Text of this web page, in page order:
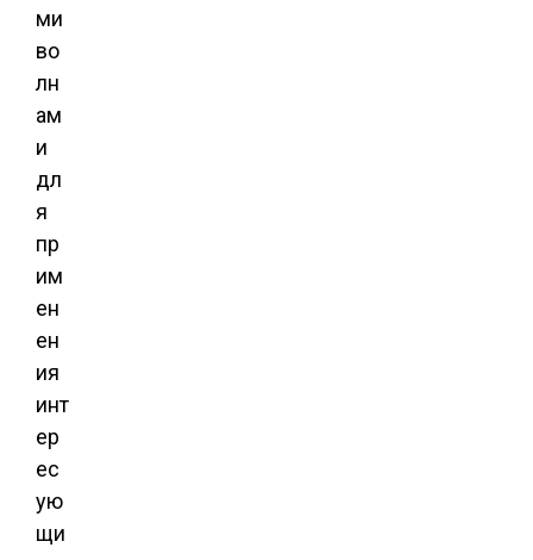
ми
во
лн
ам
и
дл
я
пр
им
ен
ен
ия
инт
ер
ес
ую
щи